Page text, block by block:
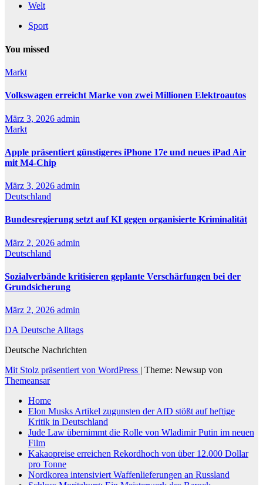
Welt
Sport
You missed
Markt
Volkswagen erreicht Marke von zwei Millionen Elektroautos
März 3, 2026 admin
Markt
Apple präsentiert günstigeres iPhone 17e und neues iPad Air
mit M4-Chip
März 3, 2026 admin
Deutschland
Bundesregierung setzt auf KI gegen organisierte Kriminalität
März 2, 2026 admin
Deutschland
Sozialverbände kritisieren geplante Verschärfungen bei der
Grundsicherung
März 2, 2026 admin
DA Deutsche Alltags
Deutsche Nachrichten
Mit Stolz präsentiert von WordPress | Theme: Newsup von
Themeansar
Home
Elon Musks Artikel zugunsten der AfD stößt auf heftige
Kritik in Deutschland
Jude Law übernimmt die Rolle von Wladimir Putin im neuen
Film
Kakaopreise erreichen Rekordhoch von über 12.000 Dollar
pro Tonne
Nordkorea intensiviert Waffenlieferungen an Russland